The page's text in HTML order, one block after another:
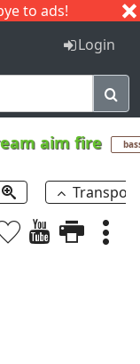
to ads!
I J
Login
aim fire